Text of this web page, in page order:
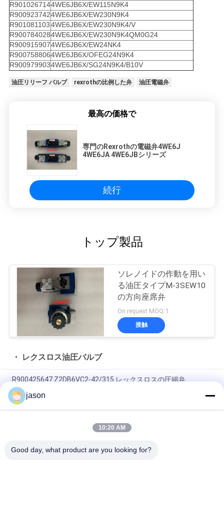
R9010267144WE6JB6X/EW115N9K4
R9009237424WE6JB6X/EW230N9K4
R9010811034WE6JB6X/EW230N9K4/V
R9007840284WE6JB6X/EW230N9K4QM0G24
R9009159074WE6JB6X/EW24NK4
R9007588064WE6JB6X/OFEG24N9K4
R9009799034WE6JB6X/SG24N9K4/B10V
油圧リリーフ バルブ rexrothの比例した弁 油圧電磁弁
最高の価格で
専門のRexrothの電磁弁4WE6J
4WE6JA 4WE6JBシリーズ
続行
トップ製品
ソレノイドの作動を用い
る油圧タイプM-3SEW10
の方向座席弁
On request MOQ:1
接触
・ レクスロス油圧バルブ
R900425647 Z2DB6VC2-42/315 レックスロスの圧縮弁
R901493886 4WRPEH10C3B100L-3X/M/24A1 Rexroth
4WRPEH-3Xシリーズ比例弁
R901382312 4WRPEH6C3B12L-3X/M/24A1 レックスロート
jason
10:20 AM
Good day, what product are you looking for?